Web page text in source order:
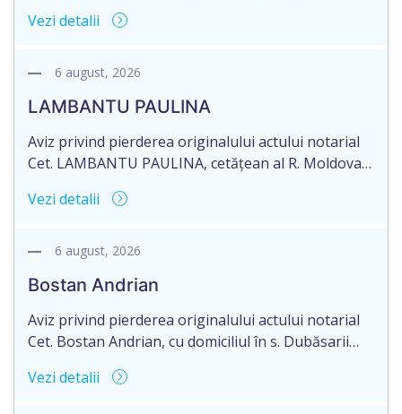
cunoștință pierderea originalului actului notarial:
26.03.2026, autentificat de notarul Dumbrava
Vezi detalii
6 august, 2026
LAMBANTU PAULINA
Aviz privind pierderea originalului actului notarial
Cet. LAMBANTU PAULINA, cetățean al R. Moldova,
domiciliată în R. Moldova, r-nul Anenii Noi, satul
actului notarial: Certificatului de moștenitor
notarul din or. Sîngerei – G. Horoșaia (licența nr.
027).
Vezi detalii
6 august, 2026
Bostan Andrian
Aviz privind pierderea originalului actului notarial
Cet. Bostan Andrian, cu domiciliul în s. Dubăsarii
originalului actului notarial: Certificatului de
Vezi detalii